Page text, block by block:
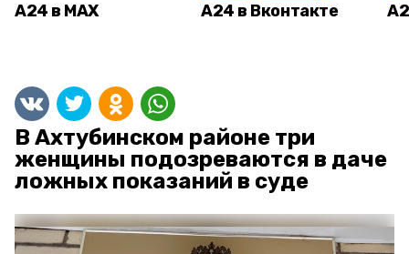
А24 в MAX А24 в Вконтакте
В Ахтубинском районе три
женщины подозреваются в даче
ложных показаний в суде